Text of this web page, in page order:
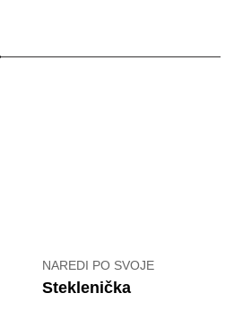
NAREDI PO SVOJE
Steklenička